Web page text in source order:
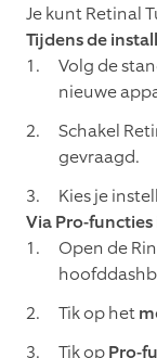
Je kunt Retinal
Tijdens de
Volg de
nieuwe
Schakel
gevraagd.
Kies je
Via Pro-
Open de
Tik op het
Tik opPro-